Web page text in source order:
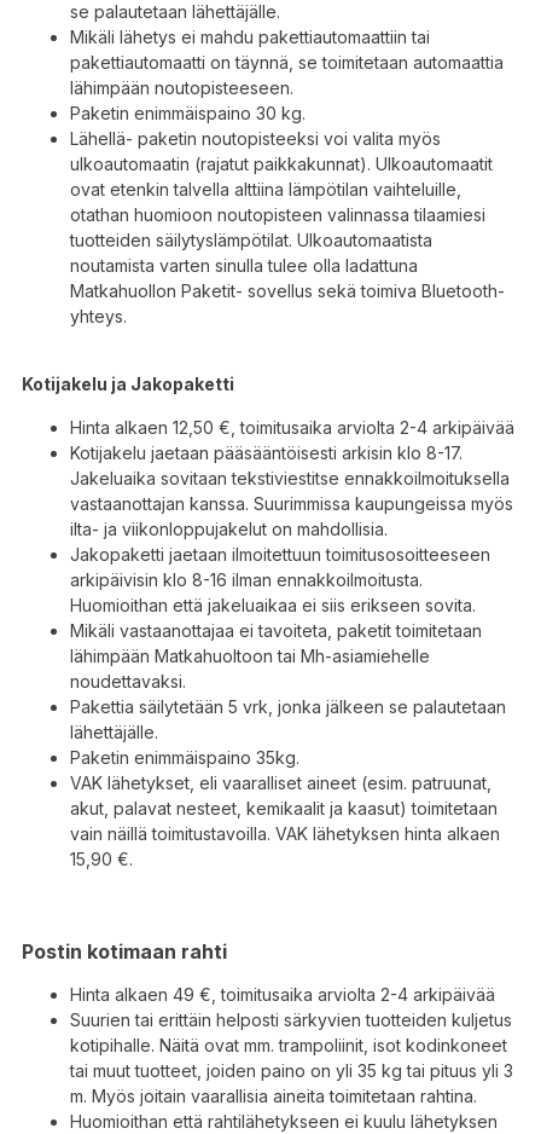
se palautetaan lähettäjälle.
Mikäli lähetys ei mahdu pakettiautomaattiin tai
pakettiautomaatti on täynnä, se toimitetaan automaattia
lähimpään noutopisteeseen.
Paketin enimmäispaino 30 kg.
Lähellä- paketin noutopisteeksi voi valita myös
ulkoautomaatin (rajatut paikkakunnat). Ulkoautomaatit
ovat etenkin talvella alttiina lämpötilan vaihteluille,
otathan huomioon noutopisteen valinnassa tilaamiesi
tuotteiden säilytyslämpötilat. Ulkoautomaatista
noutamista varten sinulla tulee olla ladattuna
Matkahuollon Paketit- sovellus sekä toimiva Bluetooth-
yhteys.
Kotijakelu ja Jakopaketti
Hinta alkaen 12,50 €, toimitusaika arviolta 2-4 arkipäivää
Kotijakelu jaetaan pääsääntöisesti arkisin klo 8-17.
Jakeluaika sovitaan tekstiviestitse ennakkoilmoituksella
vastaanottajan kanssa. Suurimmissa kaupungeissa myös
ilta- ja viikonloppujakelut on mahdollisia.
Jakopaketti jaetaan ilmoitettuun toimitusosoitteeseen
arkipäivisin klo 8-16 ilman ennakkoilmoitusta.
Huomioithan että jakeluaikaa ei siis erikseen sovita.
Mikäli vastaanottajaa ei tavoiteta, paketit toimitetaan
lähimpään Matkahuoltoon tai Mh-asiamiehelle
noudettavaksi.
Pakettia säilytetään 5 vrk, jonka jälkeen se palautetaan
lähettäjälle.
Paketin enimmäispaino 35kg.
VAK lähetykset, eli vaaralliset aineet (esim. patruunat,
akut, palavat nesteet, kemikaalit ja kaasut) toimitetaan
vain näillä toimitustavoilla. VAK lähetyksen hinta alkaen
15,90 €.
Postin kotimaan rahti
Hinta alkaen 49 €, toimitusaika arviolta 2-4 arkipäivää
Suurien tai erittäin helposti särkyvien tuotteiden kuljetus
kotipihalle. Näitä ovat mm. trampoliinit, isot kodinkoneet
tai muut tuotteet, joiden paino on yli 35 kg tai pituus yli 3
m. Myös joitain vaarallisia aineita toimitetaan rahtina.
Huomioithan että rahtilähetykseen ei kuulu lähetyksen